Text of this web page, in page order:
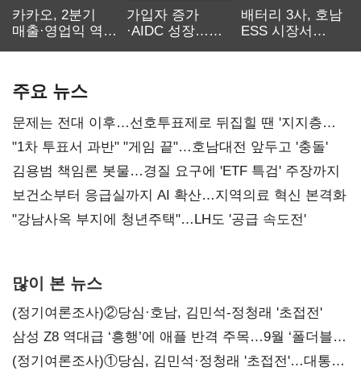
카카오, 2분기
매출·영업익 역대
가입자 증가
·AIDC 성장…
배터리 3사, 호남
ESS 시장서
주요 뉴스
문제는 전대 이후…선호투표제로 뒤집힐 땐 '지지층
불복'
"1차 투표서 과반" "게임 끝"…호남대전 앞두고 '충돌'
김용범 책임론 봇물…경질 요구에 'ETF 특검' 주장까지
보건소부터 응급실까지 AI 확산…지역의료 혁신 본격화
"강남사옥 부지에 청년주택"…LH도 '공급 속도전'
많이 본 뉴스
(정기여론조사)②당심·호남, 김민석-정청래 '초접전'
삼성 Z8 역대급 ‘흥행’에 애플 반격 주목…9월 ‘폴더블
대전’
(정기여론조사)①당심, 김민석·정청래 '초접전'…대통령